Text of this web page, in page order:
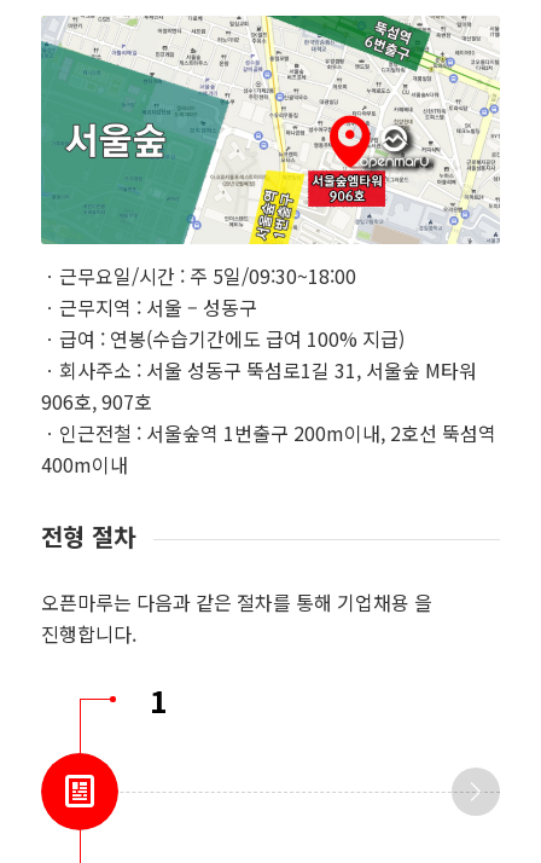
ㆍ근무요일/시간 : 주 5일/09:30~18:00
ㆍ근무지역 : 서울 – 성동구
ㆍ급여 : 연봉(수습기간에도 급여 100% 지급)
ㆍ회사주소 : 서울 성동구 뚝섬로1길 31, 서울숲 M타워
906호, 907호
ㆍ인근전철 : 서울숲역 1번출구 200m이내, 2호선 뚝섬역
400m이내
전형 절차
오픈마루는 다음과 같은 절차를 통해 기업채용 을
진행합니다.
1